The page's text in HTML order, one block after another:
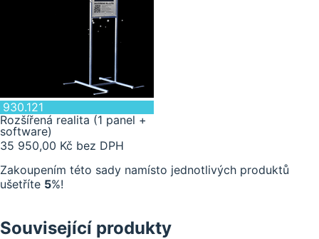
930.121
Rozšířená realita (1 panel +
software)
35 950,00 Kč bez DPH
Zakoupením této sady namísto jednotlivých produktů
ušetříte 5%!
Související produkty